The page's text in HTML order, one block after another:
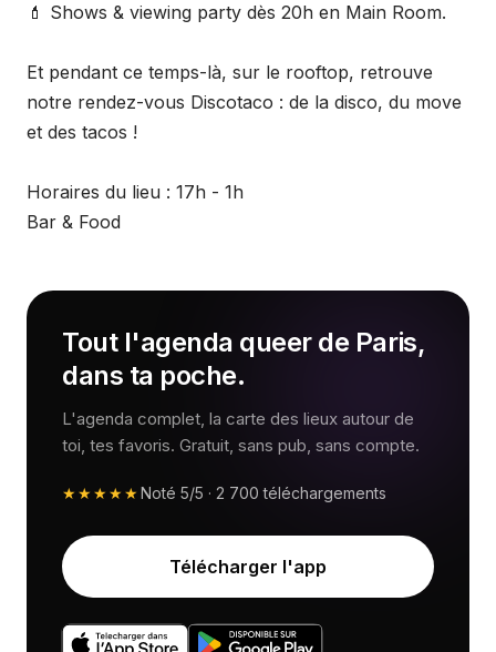
💄 Shows & viewing party dès 20h en Main Room.
Et pendant ce temps-là, sur le rooftop, retrouve
notre rendez-vous Discotaco : de la disco, du move
et des tacos !
Horaires du lieu : 17h - 1h
Bar & Food
Tout l'agenda queer de Paris,
dans ta poche.
L'agenda complet, la carte des lieux autour de
toi, tes favoris. Gratuit, sans pub, sans compte.
★★★★★Noté 5/5 · 2 700 téléchargements
Télécharger l'app